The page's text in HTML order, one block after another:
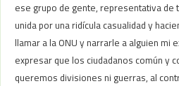
ese grupo de gente, representativa de
unida por una ridícula casualidad y
llamar a la ONU y narrarle a alguien mi
expresar que los ciudadanos común y
queremos divisiones ni guerras, al